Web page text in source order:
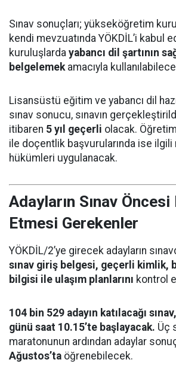
Sınav sonuçları; yükseköğretim
kendi mevzuatında YÖKDİL’i kabul
kuruluşlarda yabancı dil şartının
belgelemekamacıyla
Lisansüstü eğitim ve yabancı dil
sınav sonucu, sınavın
itibaren 5 yıl geçerli olacak.
ile doçentlik başvurularında ise
hükümleri uygulanacak.
Adayların Sınav
Etmesi Gerekenler
YÖKDİL/2’ye girecek adayların
sınav giriş belgesi, geçerli kimlik,
bilgisi ile ulaşım planlarını kontrol
104 bin 529 adayın katılacağı
günü saat 10.15’te başlayacak. Üç
maratonunun ardından adaylar
Ağustos’ta öğrenebilecek.